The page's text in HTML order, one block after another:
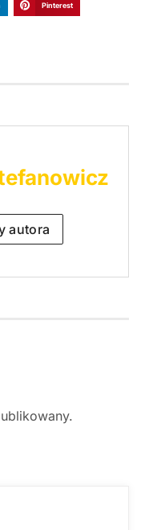
Pinterest
autora